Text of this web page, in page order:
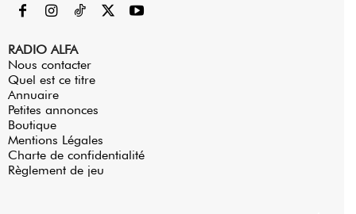
RADIO ALFA
Nous contacter
Quel est ce titre
Annuaire
Petites annonces
Boutique
Mentions Légales
Charte de confidentialité
Règlement de jeu